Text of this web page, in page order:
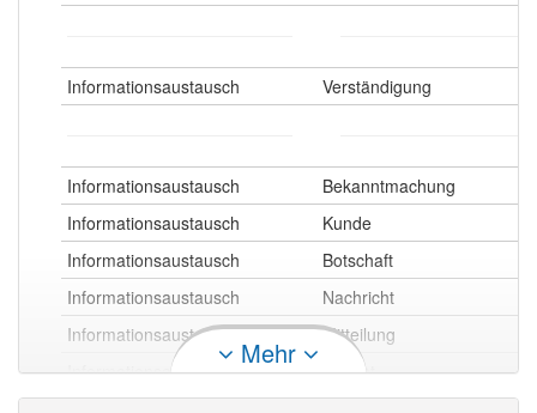
mit einem anderen Artikelder: 0
Informationsaustausch Verständigung
Informationsaustausch
Bekanntmachung
Informationsaustausch
Kunde
Informationsaustausch
Botschaft
Informationsaustausch
Nachricht
Informationsaustausch
Mitteilung
Informationsaustausch
Bericht
Mehr